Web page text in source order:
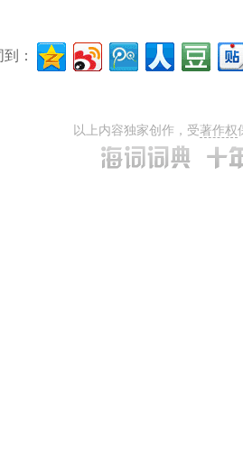
：
以上内容独家创作，受著作权